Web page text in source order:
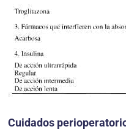
Cuidados